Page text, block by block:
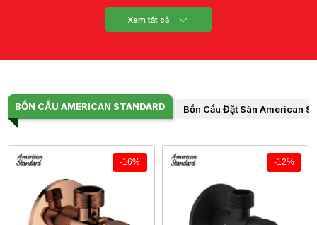
Xem tất cả
BỒN CẦU AMERICAN STANDARD Bồn Cầu Đặt Sàn American
-16% -12%